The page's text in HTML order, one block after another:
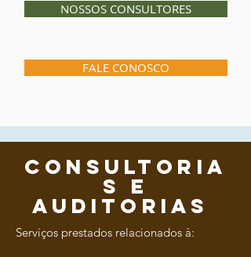
NOSSOS CONSULTORES
FALE CONOSCO
Consultoria
s e
auditorias
Serviços prestados relacionados à: